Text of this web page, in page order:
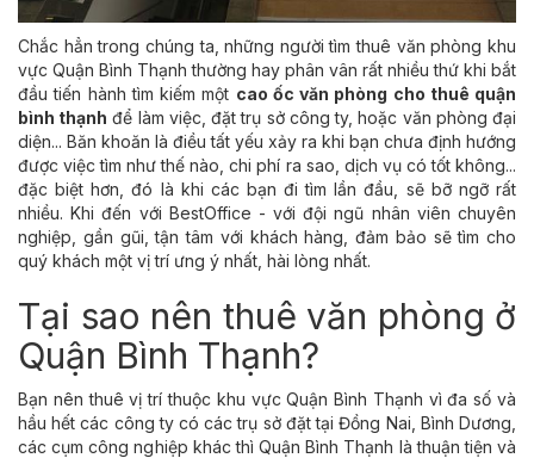
Chắc hẳn trong chúng ta, những người tìm thuê văn phòng khu
vực Quận Bình Thạnh thường hay phân vân rất nhiều thứ khi bắt
đầu tiến hành tìm kiếm một cao ốc văn phòng cho thuê quận
bình thạnh để làm việc, đặt trụ sở công ty, hoặc văn phòng đại
diện... Băn khoăn là điều tất yếu xảy ra khi bạn chưa định hướng
được việc tìm như thế nào, chi phí ra sao, dịch vụ có tốt không...
đặc biệt hơn, đó là khi các bạn đi tìm lần đầu, sẽ bỡ ngỡ rất
nhiều. Khi đến với BestOffice - với đội ngũ nhân viên chuyên
nghiệp, gần gũi, tận tâm với khách hàng, đảm bảo sẽ tìm cho
quý khách một vị trí ưng ý nhất, hài lòng nhất.
Tại sao nên thuê văn phòng ở
Quận Bình Thạnh?
Bạn nên thuê vị trí thuộc khu vực Quận Bình Thạnh vì đa số và
hầu hết các công ty có các trụ sở đặt tại Đồng Nai, Bình Dương,
các cụm công nghiệp khác thì Quận Bình Thạnh là thuận tiện và